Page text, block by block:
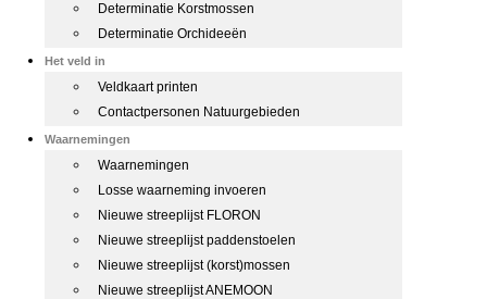
Determinatie Korstmossen
Determinatie Orchideeën
Het veld in
Veldkaart printen
Contactpersonen Natuurgebieden
Waarnemingen
Waarnemingen
Losse waarneming invoeren
Nieuwe streeplijst FLORON
Nieuwe streeplijst paddenstoelen
Nieuwe streeplijst (korst)mossen
Nieuwe streeplijst ANEMOON